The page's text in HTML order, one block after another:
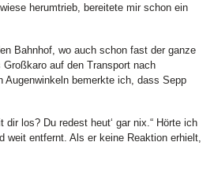
herumtrieb, bereitete mir schon ein
Bahnhof, wo auch schon fast der ganze
auf den Transport nach
Augenwinkeln bemerkte ich, dass Sepp
dir los? Du redest heut‘ gar nix.“ Hörte ich
weit entfernt. Als er keine Reaktion erhielt,